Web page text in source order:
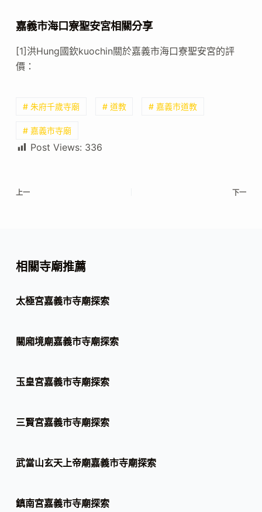
嘉義市海口寮聖安宮相關分享
[1]洪Hung國欽kuochin關於嘉義市海口寮聖安宮的評
價：
# 朱府千歲寺廟 # 道教 # 嘉義市道教
# 嘉義市寺廟
Post Views: 336
上一 下一
相關寺廟推薦
太極宮嘉義市寺廟探索
關廂境廟嘉義市寺廟探索
玉皇宮嘉義市寺廟探索
三賢宮嘉義市寺廟探索
武當山玄天上帝廟嘉義市寺廟探索
鎮南宮嘉義市寺廟探索